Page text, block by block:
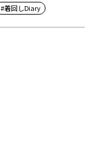
#着回しDiary